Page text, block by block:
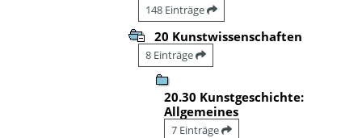
148 Einträge
20 Kunstwissenschaften
8 Einträge
20.30 Kunstgeschichte:
Allgemeines
7 Einträge